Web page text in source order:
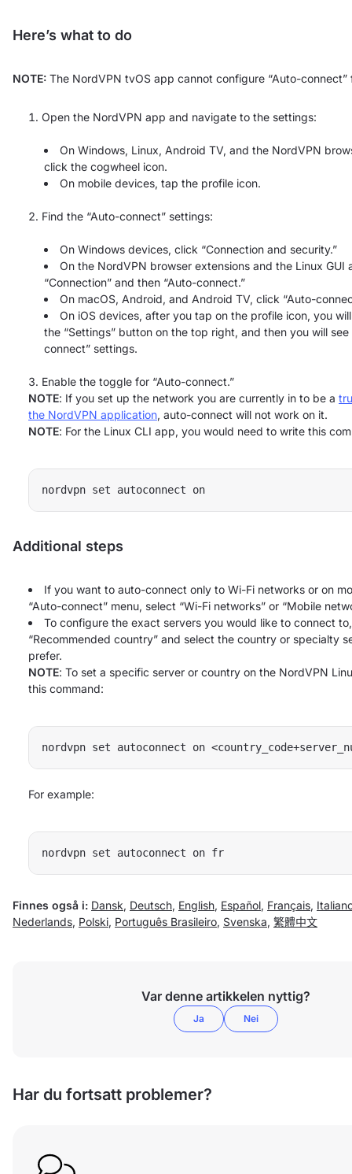
Here’s what to do
NOTE: The NordVPN tvOS app cannot configure “Auto-connect”
Open the NordVPN app and navigate to the settings:
On Windows, Linux, Android TV, and the NordVPN
click the cogwheel icon.
On mobile devices, tap the profile icon.
Find the “Auto-connect” settings:
On Windows devices, click “Connection and security.”
On the NordVPN browser extensions and the Linux GUI
“Connection” and then “Auto-connect.”
On macOS, Android, and Android TV, click “Auto-
On iOS devices, after you tap on the profile icon, you
the “Settings” button on the top right, and then you will see
connect” settings.
Enable the toggle for “Auto-connect.”
NOTE: If you set up the network you are currently in to be a
the NordVPN application, auto-connect will not work on it.
NOTE: For the Linux CLI app, you would need to write this
nordvpn set autoconnect on
Additional steps
If you want to auto-connect only to Wi-Fi networks or on
“Auto-connect” menu, select “Wi-Fi networks” or “Mobile
To configure the exact servers you would like to connect
“Recommended country” and select the country or specialty
prefer.
NOTE: To set a specific server or country on the NordVPN
this command:
nordvpn set autoconnect on
For example:
nordvpn set autoconnect on fr
Finnes også i: Dansk, Deutsch, English, Español, Français,
Nederlands, Polski, Português Brasileiro, Svenska, 繁體中文
Var denne artikkelen nyttig?
Ja Nei
Har du fortsatt problemer?